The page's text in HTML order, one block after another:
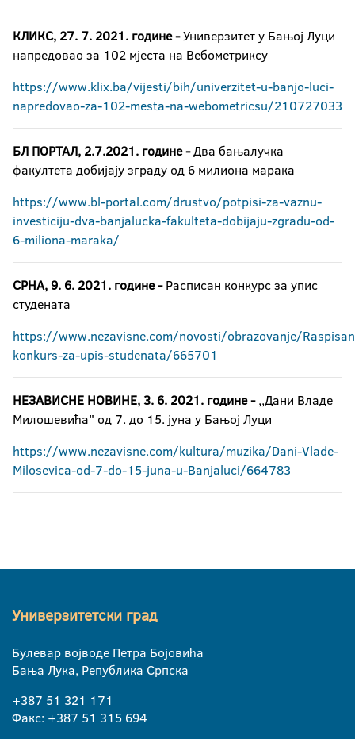
КЛИКС, 27. 7. 2021. године -Универзитет у Бањој Луци
напредовао за 102 мјеста на Вебометриксу
https://www.klix.ba/vijesti/bih/univerzitet-u-banjo-luci-
napredovao-za-102-mesta-na-webometricsu/210727033
БЛ ПОРТАЛ, 2.7.2021. године -Два бањалучка
факултета добијају зграду од 6 милиона марака
https://www.bl-portal.com/drustvo/potpisi-za-vaznu-
investiciju-dva-banjalucka-fakulteta-dobijaju-zgradu-od-
6-miliona-maraka/
СРНА, 9. 6. 2021. године -Расписан конкурс за упис
студената
https://www.nezavisne.com/novosti/obrazovanje/
konkurs-za-upis-studenata/665701
НЕЗАВИСНЕ НОВИНЕ, 3. 6. 2021. године -,,Дани Владе
Милошевића" од 7. до 15. јуна у Бањој Луци
https://www.nezavisne.com/kultura/muzika/Dani-Vlade-
Milosevica-od-7-do-15-juna-u-Banjaluci/664783
Универзитетски град
Булевар војводе Петра Бојовића
Бања Лука, Република Српска
+387 51 321 171
Факс: +387 51 315 694